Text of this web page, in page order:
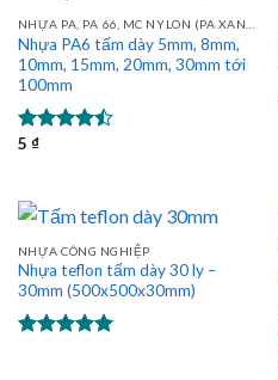
NHỰA PA, PA 66, MC NYLON (PA XANH)
Nhựa PA6 tấm dày 5mm, 8mm,
10mm, 15mm, 20mm, 30mm tới
100mm
Được xếp
5 ₫
NHỰA CÔNG NGHIỆP
Nhựa teflon tấm dày 30 ly –
30mm (500x500x30mm)